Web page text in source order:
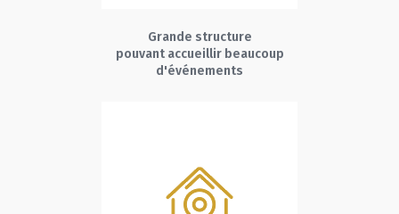
Grande structure
pouvant accueillir beaucoup
d'événements